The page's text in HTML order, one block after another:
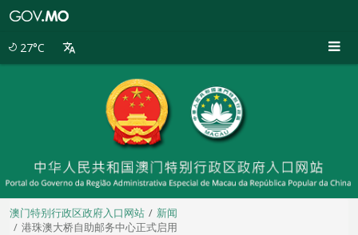
27°C
澳门特别行政区政府入口网站
新闻
港珠澳大桥自助邮务中心正式启用